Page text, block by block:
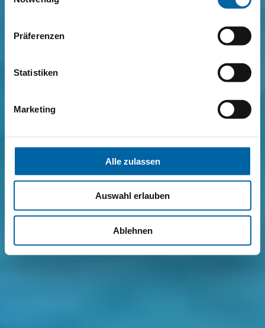
Präferenzen
Statistiken
Marketing
Alle zulassen
Auswahl erlauben
Ablehnen